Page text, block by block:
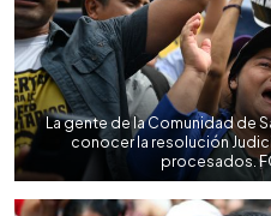
La gente de la Comunidad de
conocer la resolución
procesados.